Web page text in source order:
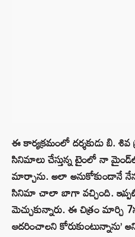
ఈ కార్యక్రమంలో దర్శకుడు బి.
సినిమాలు చేస్తున్న టైంలో నా
మార్చాను. అలా అనుకోకుండానే
సినిమా చాలా బాగా వచ్చింది.
మెచ్చుకున్నారు. ఈ చిత్రం
ఆదరించాలని కోరుకుంటున్నాను’